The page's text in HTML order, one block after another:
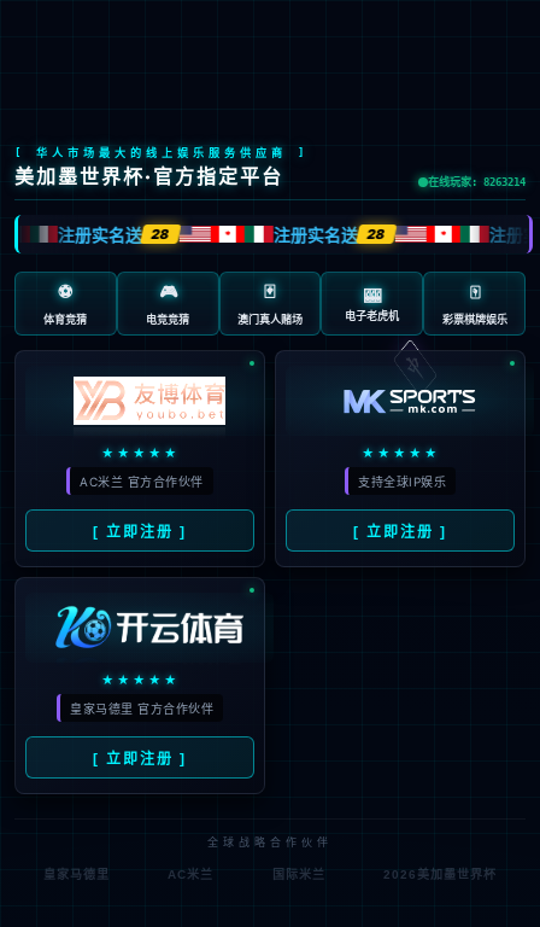
今年会文化
践行“通”的哲学，以人为本，诚信通达；
立天人合一之德，行大健康之道。
了解更多>